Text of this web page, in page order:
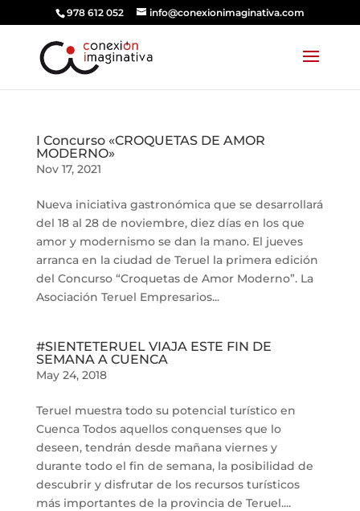
978 612 052 info@conexionimaginativa.com
I Concurso «CROQUETAS DE AMOR
MODERNO»
Nov 17, 2021
Nueva iniciativa gastronómica que se desarrollará
del 18 al 28 de noviembre, diez días en los que
amor y modernismo se dan la mano. El jueves
arranca en la ciudad de Teruel la primera edición
del Concurso “Croquetas de Amor Moderno”. La
Asociación Teruel Empresarios...
#SIENTETERUEL VIAJA ESTE FIN DE
SEMANA A CUENCA
May 24, 2018
Teruel muestra todo su potencial turístico en
Cuenca Todos aquellos conquenses que lo
deseen, tendrán desde mañana viernes y
durante todo el fin de semana, la posibilidad de
descubrir y disfrutar de los recursos turísticos
más importantes de la provincia de Teruel....